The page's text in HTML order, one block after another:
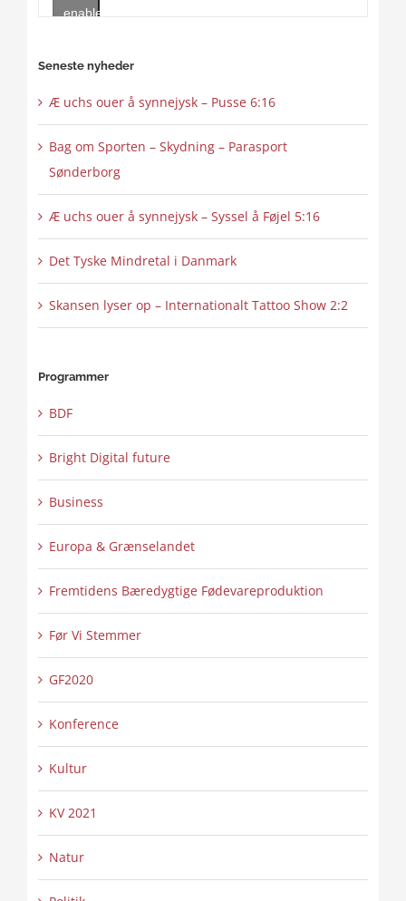
enable
Seneste nyheder
Æ uchs ouer å synnejysk – Pusse 6:16
Bag om Sporten – Skydning – Parasport
Sønderborg
Æ uchs ouer å synnejysk – Syssel å Føjel 5:16
Det Tyske Mindretal i Danmark
Skansen lyser op – Internationalt Tattoo Show 2:2
Programmer
BDF
Bright Digital future
Business
Europa & Grænselandet
Fremtidens Bæredygtige Fødevareproduktion
Før Vi Stemmer
GF2020
Konference
Kultur
KV 2021
Natur